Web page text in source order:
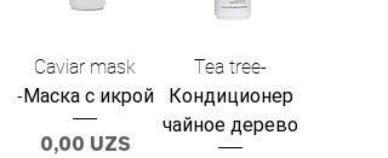
Caviar mask
-Маска с икрой
Цена
0,00 UZS
Tea tree-
Кондиционер
чайное дерево